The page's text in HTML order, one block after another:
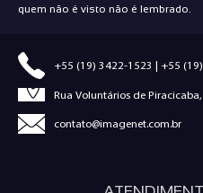
quem não é visto não é lembrado.
+55 (19) 3422-1523 | +55
Rua Voluntários de
contato@imagenet.com.br